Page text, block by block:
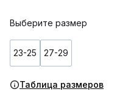
Выберите размер
23-25 27-29
Таблица размеров